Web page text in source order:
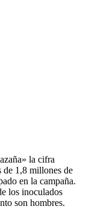
la cifra
de 1,8 millones de
en la campaña.
los inoculados
son hombres.